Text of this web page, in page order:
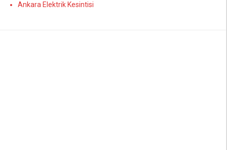
Ankara Elektrik Kesintisi